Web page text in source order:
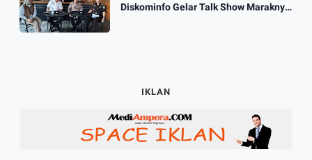
Diskominfo Gelar Talk Show Maraknya
IKLAN